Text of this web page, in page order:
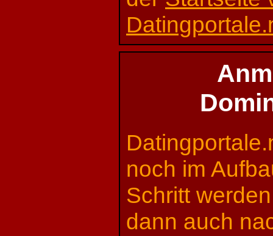
noch im
Schritt
dann auch